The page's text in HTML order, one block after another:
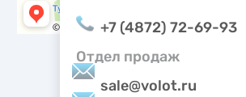
+7 (4872) 72-69-93
Отдел продаж
sale@volot.ru